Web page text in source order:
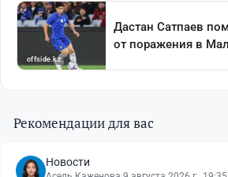
Рекомендации для вас
Новости